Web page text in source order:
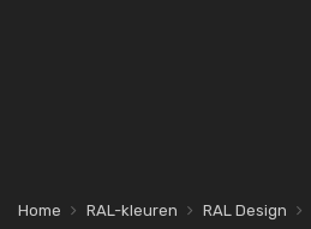
Home RAL-kleuren RAL Design